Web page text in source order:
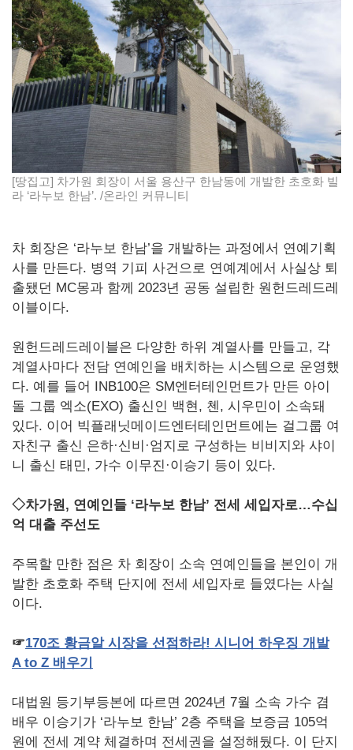
[땅집고] 차가원 회장이 서울 용산구 한남동에 개발한 초호화 빌
라 ‘라누보 한남’. /온라인 커뮤니티
차 회장은 ‘라누보 한남’을 개발하는 과정에서 연예기획
사를 만든다. 병역 기피 사건으로 연예계에서 사실상 퇴
출됐던 MC몽과 함께 2023년 공동 설립한 원헌드레드레
이블이다.
원헌드레드레이블은 다양한 하위 계열사를 만들고, 각
계열사마다 전담 연예인을 배치하는 시스템으로 운영했
다. 예를 들어 INB100은 SM엔터테인먼트가 만든 아이
돌 그룹 엑소(EXO) 출신인 백현, 첸, 시우민이 소속돼
있다. 이어 빅플래닛메이드엔터테인먼트에는 걸그룹 여
자친구 출신 은하·신비·엄지로 구성하는 비비지와 샤이
니 출신 태민, 가수 이무진·이승기 등이 있다.
◇차가원, 연예인들 ‘라누보 한남’ 전세 세입자로…수십
억 대출 주선도
주목할 만한 점은 차 회장이 소속 연예인들을 본인이 개
발한 초호화 주택 단지에 전세 세입자로 들였다는 사실
이다.
☞170조 황금알 시장을 선점하라! 시니어 하우징 개발
A to Z 배우기
대법원 등기부등본에 따르면 2024년 7월 소속 가수 겸
배우 이승기가 ‘라누보 한남’ 2층 주택을 보증금 105억
원에 전세 계약 체결하며 전세권을 설정해뒀다. 이 단지